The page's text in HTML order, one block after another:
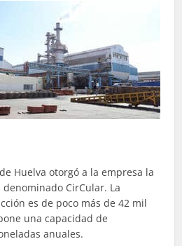
Huelva otorgó a la empresa la
CirCular. La
es de poco más de 42 mil
una capacidad de
anuales.